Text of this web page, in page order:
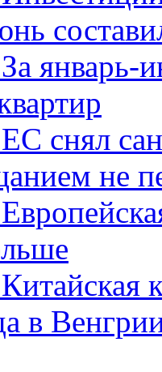
За январь-
ЕС снял
не
Китайская
в